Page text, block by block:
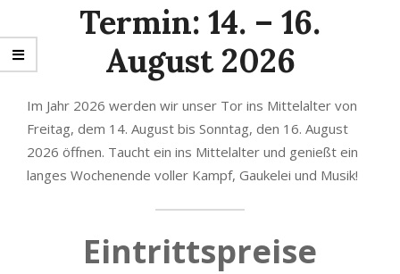
Termin: 14. – 16.
August 2026
Im Jahr 2026 werden wir unser Tor ins Mittelalter von
Freitag, dem 14. August bis Sonntag, den 16. August
2026 öffnen. Taucht ein ins Mittelalter und genießt ein
langes Wochenende voller Kampf, Gaukelei und Musik!
Eintrittspreise